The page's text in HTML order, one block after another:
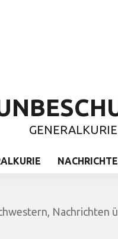
Nachrichten